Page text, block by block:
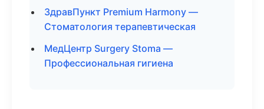
ЗдравПункт Premium Harmony —
Стоматология терапевтическая
МедЦентр Surgery Stoma —
Профессиональная гигиена